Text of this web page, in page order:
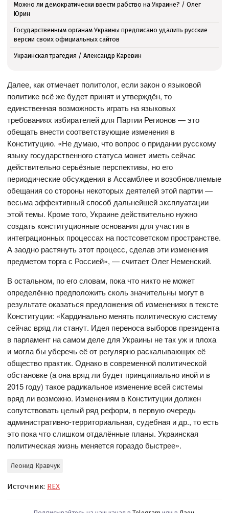
Можно ли демократически ввести рабство на Украине? / Олег
Юрин
Государственным органам Украины предписано удалить русские
версии своих официальных сайтов
Украинская трагедия / Александр Каревин
Далее, как отмечает политолог, если закон о языковой
политике всё же будет принят и утверждён, то
единственная возможность играть на языковых
требованиях избирателей для Партии Регионов — это
обещать внести соответствующие изменения в
Конституцию. «Не думаю, что вопрос о придании русскому
языку государственного статуса может иметь сейчас
действительно серьёзные перспективы, но его
периодические обсуждения в Ассамблее и возобновляемые
обещания со стороны некоторых деятелей этой партии —
весьма эффективный способ дальнейшей эксплуатации
этой темы. Кроме того, Украине действительно нужно
создать конституционные основания для участия в
интеграционных процессах на постсоветском пространстве.
А заодно растянуть этот процесс, сделав эти изменения
предметом торга с Россией», — считает Олег Неменский.
В остальном, по его словам, пока что никто не может
определённо предположить сколь значительны могут в
результате оказаться предложения об изменениях в тексте
Конституции: «Кардинально менять политическую систему
сейчас вряд ли станут. Идея переноса выборов президента
в парламент на самом деле для Украины не так уж и плоха
и могла бы уберечь её от регулярно раскалывающих её
общество практик. Однако в современной политической
обстановке (а она вряд ли будет принципиально иной и в
2015 году) такое радикальное изменение всей системы
вряд ли возможно. Изменениям в Конституции должен
сопутствовать целый ряд реформ, в первую очередь
административно-территориальная, судебная и др., то есть
это пока что слишком отдалённые планы. Украинская
политическая жизнь меняется гораздо быстрее».
Леонид Кравчук
Источник: REX